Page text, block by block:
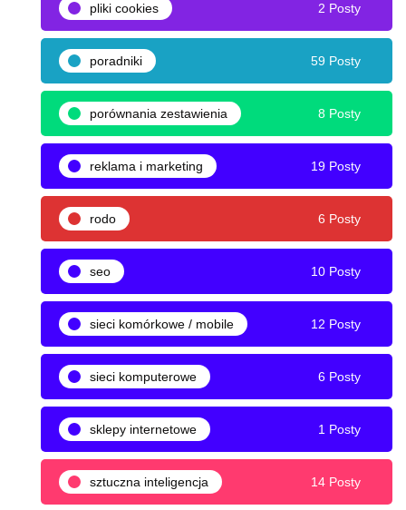
pliki cookies 2 Posty
poradniki 59 Posty
porównania zestawienia 8 Posty
reklama i marketing 19 Posty
rodo 6 Posty
seo 10 Posty
sieci komórkowe / mobile 12 Posty
sieci komputerowe 6 Posty
sklepy internetowe 1 Posty
sztuczna inteligencja 14 Posty